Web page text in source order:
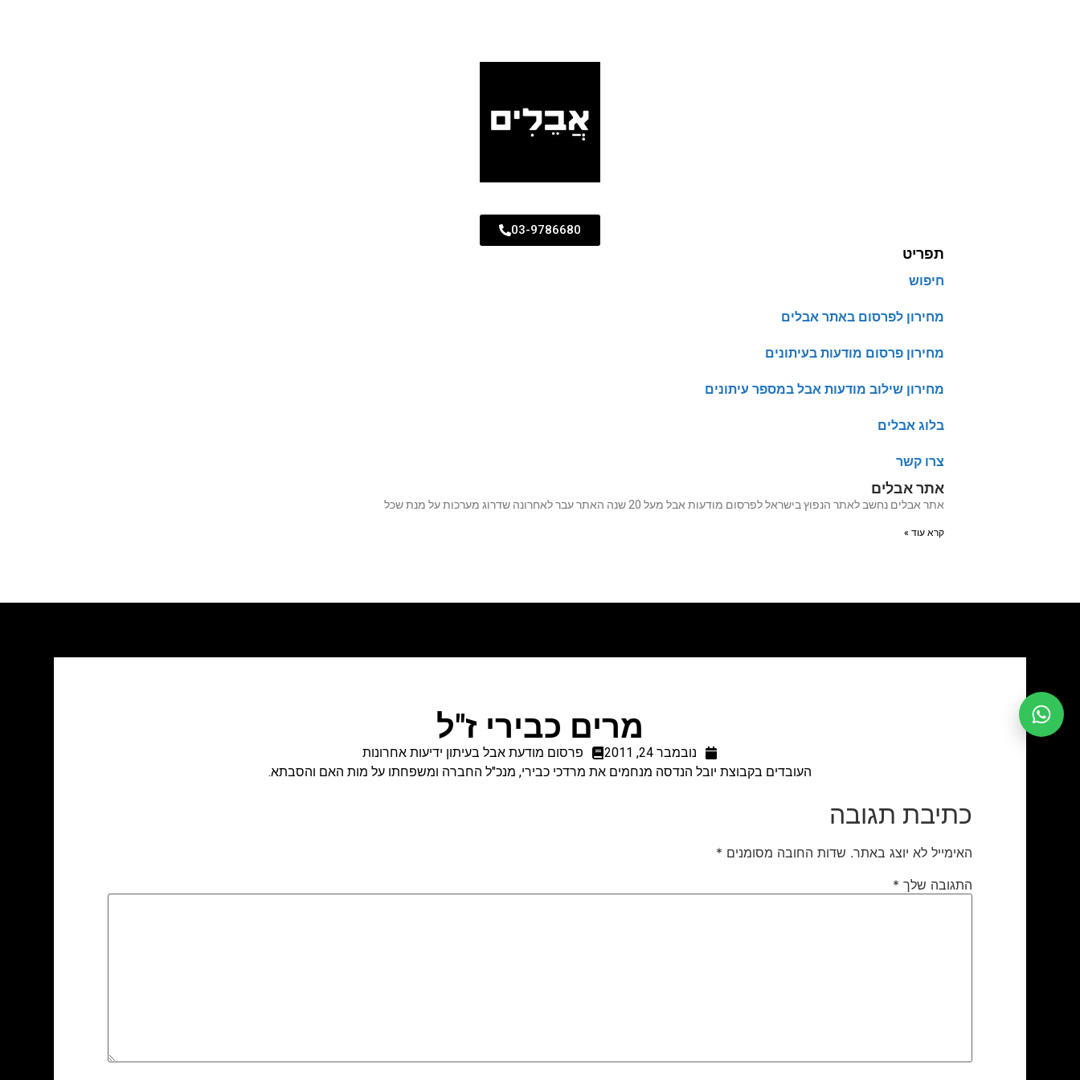
03-9786680
תפריט
חיפוש
מחירון לפרסום באתר אבלים
מחירון פרסום מודעות בעיתונים
מחירון שילוב מודעות אבל במספר עיתונים
בלוג אבלים
צרו קשר
אתר אבלים
אתר אבלים נחשב לאתר הנפוץ בישראל לפרסום מודעות אבל מעל 20 שנה האתר עבר לאחרונה שדרוג מערכות על מנת שכל
קרא עוד »
מרים כבירי ז"ל
נובמבר 24, 2011
פרסום מודעת אבל בעיתון ידיעות אחרונות
העובדים בקבוצת יובל הנדסה מנחמים את מרדכי כבירי, מנכ"ל החברה ומשפחתו על מות האם והסבתא.
כתיבת תגובה
האימייל לא יוצג באתר. שדות החובה מסומנים *
התגובה שלך *